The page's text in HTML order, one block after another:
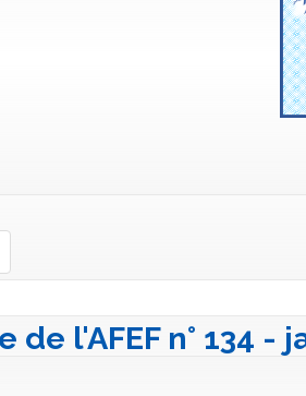
de l'AFEF n° 134 -